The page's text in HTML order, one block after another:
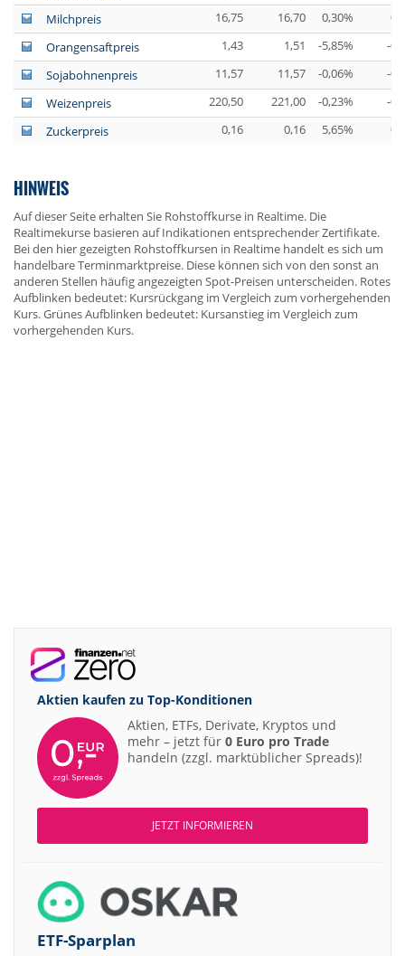
Milchpreis
16,75 16,70 0,30%
Orangensaftpreis
1,43 1,51 -5,85%
-
Sojabohnenpreis
11,57 11,57 -0,06%
-
Weizenpreis
220,50 221,00 -0,23%
-
Zuckerpreis
0,16 0,16 5,65%
HINWEIS
Auf dieser Seite erhalten Sie Rohstoffkurse in Realtime. Die
Realtimekurse basieren auf Indikationen entsprechender Zertifikate.
Bei den hier gezeigten Rohstoffkursen in Realtime handelt es sich um
handelbare Terminmarktpreise. Diese können sich von den sonst an
anderen Stellen häufig angezeigten Spot-Preisen unterscheiden. Rotes
Aufblinken bedeutet: Kursrückgang im Vergleich zum vorhergehenden
Kurs. Grünes Aufblinken bedeutet: Kursanstieg im Vergleich zum
vorhergehenden Kurs.
Aktien kaufen zu Top-Konditionen
Aktien, ETFs, Derivate, Kryptos und
mehr – jetzt für 0 Euro pro Trade
handeln (zzgl. marktüblicher Spreads)!
JETZT INFORMIEREN
ETF-Sparplan